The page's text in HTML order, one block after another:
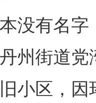
有名字
州街道
小区，